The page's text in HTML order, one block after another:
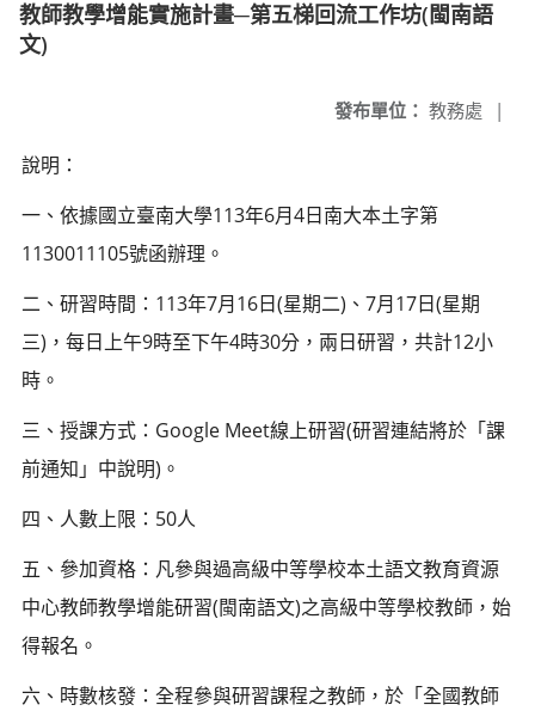
教師教學增能實施計畫─第五梯回流工作坊(閩南語
文)
發布單位： 教務處 |
說明：
一、依據國立臺南大學113年6月4日南大本土字第
1130011105號函辦理。
二、研習時間：113年7月16日(星期二)、7月17日(星期
三)，每日上午9時至下午4時30分，兩日研習，共計12小
時。
三、授課方式：Google Meet線上研習(研習連結將於「課
前通知」中說明)。
四、人數上限：50人
五、參加資格：凡參與過高級中等學校本土語文教育資源
中心教師教學增能研習(閩南語文)之高級中等學校教師，始
得報名。
六、時數核發：全程參與研習課程之教師，於「全國教師